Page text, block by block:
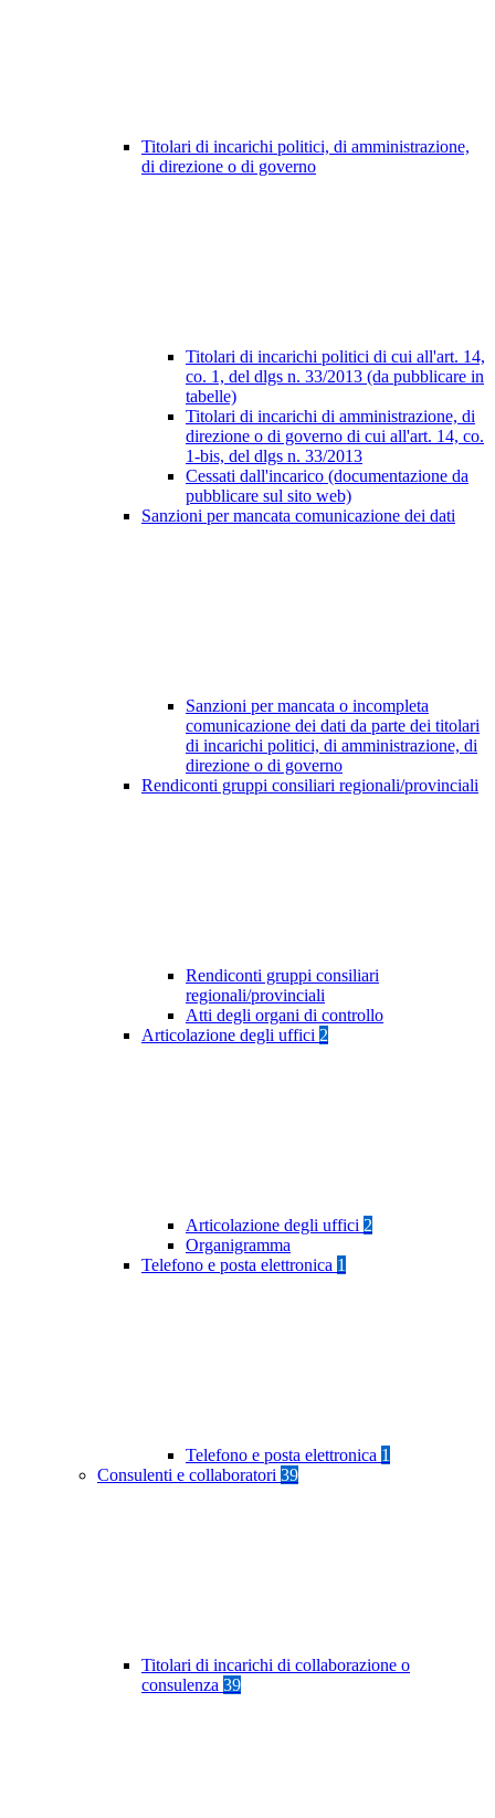
Titolari di incarichi politici, di amministrazione,
di direzione o di governo
Titolari di incarichi politici di cui all'art. 14,
co. 1, del dlgs n. 33/2013 (da pubblicare in
tabelle)
Titolari di incarichi di amministrazione, di
direzione o di governo di cui all'art. 14, co.
1-bis, del dlgs n. 33/2013
Cessati dall'incarico (documentazione da
pubblicare sul sito web)
Sanzioni per mancata comunicazione dei dati
Sanzioni per mancata o incompleta
comunicazione dei dati da parte dei titolari
di incarichi politici, di amministrazione, di
direzione o di governo
Rendiconti gruppi consiliari regionali/provinciali
Rendiconti gruppi consiliari
regionali/provinciali
Atti degli organi di controllo
Articolazione degli uffici 2
Articolazione degli uffici 2
Organigramma
Telefono e posta elettronica 1
Telefono e posta elettronica 1
Consulenti e collaboratori 39
Titolari di incarichi di collaborazione o
consulenza 39